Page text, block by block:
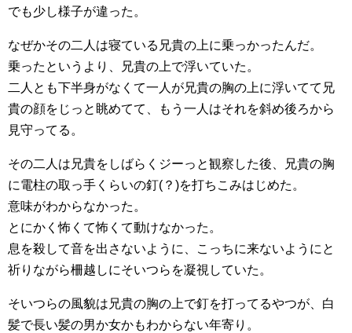
でも少し様子が違った。
なぜかその二人は寝ている兄貴の上に乗っかったんだ。
乗ったというより、兄貴の上で浮いていた。
二人とも下半身がなくて一人が兄貴の胸の上に浮いてて兄
貴の顔をじっと眺めてて、もう一人はそれを斜め後ろから
見守ってる。
その二人は兄貴をしばらくジーっと観察した後、兄貴の胸
に電柱の取っ手くらいの釘(？)を打ちこみはじめた。
意味がわからなかった。
とにかく怖くて怖くて動けなかった。
息を殺して音を出さないように、こっちに来ないようにと
祈りながら柵越しにそいつらを凝視していた。
そいつらの風貌は兄貴の胸の上で釘を打ってるやつが、白
髪で長い髪の男か女かもわからない年寄り。